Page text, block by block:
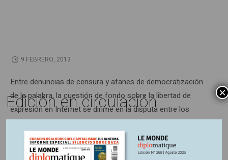
9 FEBRERO, 2013
Entre denuncias de censura y afanes de democratización
de la palabra, la cuestión de fondo sobre la libertad de
expresión en Internet se dirime en la disputa entre los
gigantes comunicacionales y los adalides del derecho
soberano de los Estados a administrar las comunicaciones
que circulan en sus territorios.
Edición en circulación ×